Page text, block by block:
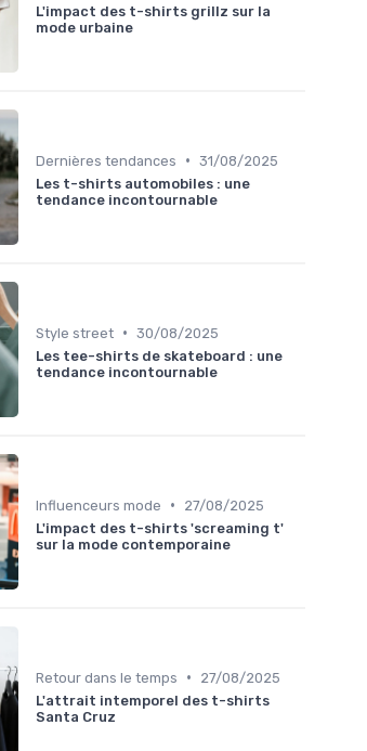
L'impact des t-shirts grillz sur la
mode urbaine
Dernières tendances • 31/08/2025
Les t-shirts automobiles : une
tendance incontournable
Style street • 30/08/2025
Les tee-shirts de skateboard : une
tendance incontournable
Influenceurs mode •
27/08/2025
L'impact des t-shirts 'screaming t'
sur la mode contemporaine
Retour dans le temps •
27/08/2025
L'attrait intemporel des t-shirts
Santa Cruz